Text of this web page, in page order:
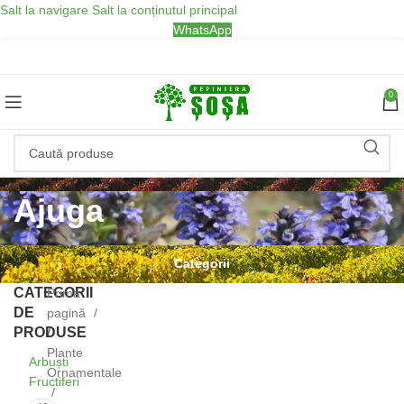
Salt la navigare Salt la conținutul principal
WhatsApp
0
Ajuga
Categorii
CATEGORII
DE
PRODUSE
Arbuști
Fructiferi
Prima
pagină
/
Plante
Ornamentale